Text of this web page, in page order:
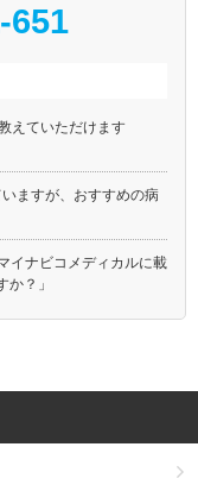
651
えていただけます
ますが、おすすめの病
イナビコメディカルに載
？」